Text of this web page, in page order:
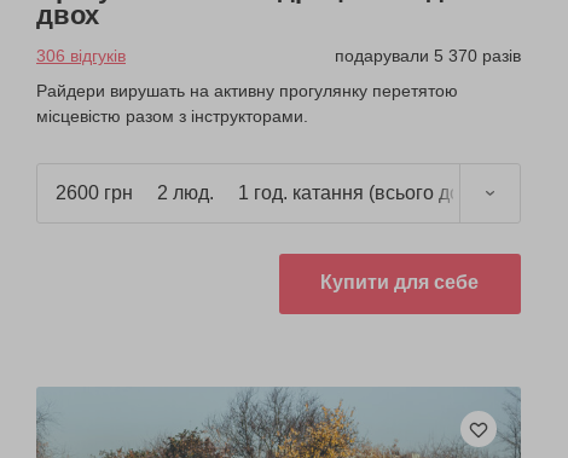
двох
306 відгуків
подарували 5 370 разів
Райдери вирушать на активну прогулянку перетятою
місцевістю разом з інструкторами.
2600 грн 2 люд. 1 год. катання (всього до 1,5 год.)
Купити для себе